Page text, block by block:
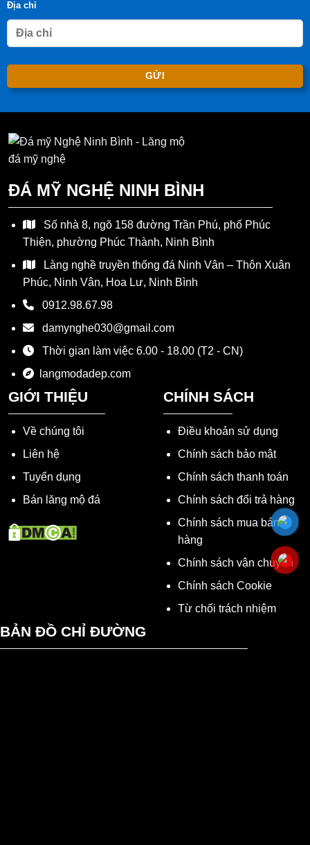
Địa chỉ
ĐÁ MỸ NGHỆ NINH BÌNH
Số nhà 8, ngõ 158 đường Trần Phú, phố Phúc
Thiện, phường Phúc Thành, Ninh Bình
Làng nghề truyền thống đá Ninh Vân – Thôn Xuân
Phúc, Ninh Vân, Hoa Lư, Ninh Bình
0912.98.67.98
damynghe030@gmail.com
Thời gian làm việc 6.00 - 18.00 (T2 - CN)
langmodadep.com
GIỚI THIỆU
Về chúng tôi
Liên hệ
Tuyển dụng
Bán lăng mộ đá
CHÍNH SÁCH
Điều khoản sử dụng
Chính sách bảo mật
Chính sách thanh toán
Chính sách đổi trả hàng
Chính sách mua bán
hàng
Chính sách vận chuyển
Chính sách Cookie
Từ chối trách nhiệm
BẢN ĐỒ CHỈ ĐƯỜNG